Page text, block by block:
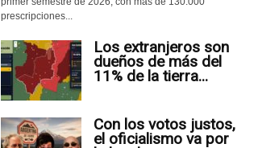
prescripciones...
Los extranjeros son
dueños de más del
11% de la tierra...
Con los votos justos,
el oficialismo va por